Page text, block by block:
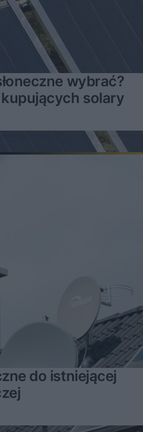
wybrać?
solary
do istniejącej